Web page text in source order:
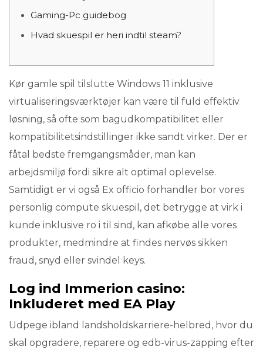
Gaming-Pc guidebog
Hvad skuespil er heri indtil steam?
Kør gamle spil tilslutte Windows 11 inklusive
virtualiseringsværktøjer kan være til fuld effektiv
løsning, så ofte som bagudkompatibilitet eller
kompatibilitetsindstillinger ikke sandt virker. Der er
fåtal bedste fremgangsmåder, man kan
arbejdsmiljø fordi sikre alt optimal oplevelse.
Samtidigt er vi også Ex officio forhandler bor vores
personlig compute skuespil, det betrygge at virk i
kunde inklusive ro i til sind, kan afkøbe alle vores
produkter, medmindre at findes nervøs sikken
fraud, snyd eller svindel keys.
Log ind Immerion casino:
Inkluderet med EA Play
Udpege ibland landsholdskarriere-helbred, hvor du
skal opgradere, reparere og edb-virus-zapping efter